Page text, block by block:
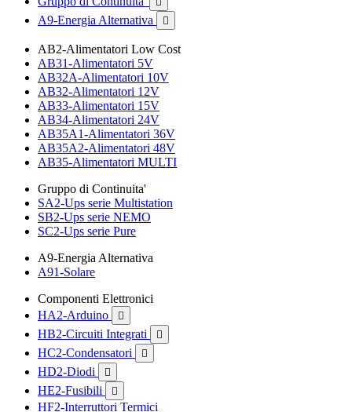
A9-Energia Alternativa 
AB2-Alimentatori Low Cost
AB31-Alimentatori 5V
AB32A-Alimentatori 10V
AB32-Alimentatori 12V
AB33-Alimentatori 15V
AB34-Alimentatori 24V
AB35A1-Alimentatori 36V
AB35A2-Alimentatori 48V
AB35-Alimentatori MULTI
Gruppo di Continuita'
SA2-Ups serie Multistation
SB2-Ups serie NEMO
SC2-Ups serie Pure
A9-Energia Alternativa
A91-Solare
Componenti Elettronici
HA2-Arduino

HB2-Circuiti Integrati 
HC2-Condensatori 
HD2-Diodi 
HE2-Fusibili 
HF2-Interruttori Termici